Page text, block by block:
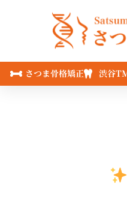
ッ
さつま骨格矯正 渋谷